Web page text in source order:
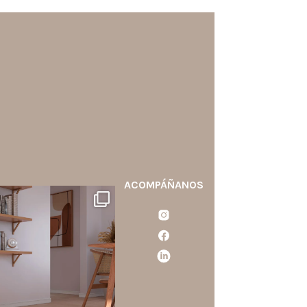
santaluzia.es
blanco, negro, gris, fendi
beige? La elección puede
cambiar por completo la
de un ambiente y
aportar aún más valor a tu
proyecto.
0
ACOMPÁÑANOS